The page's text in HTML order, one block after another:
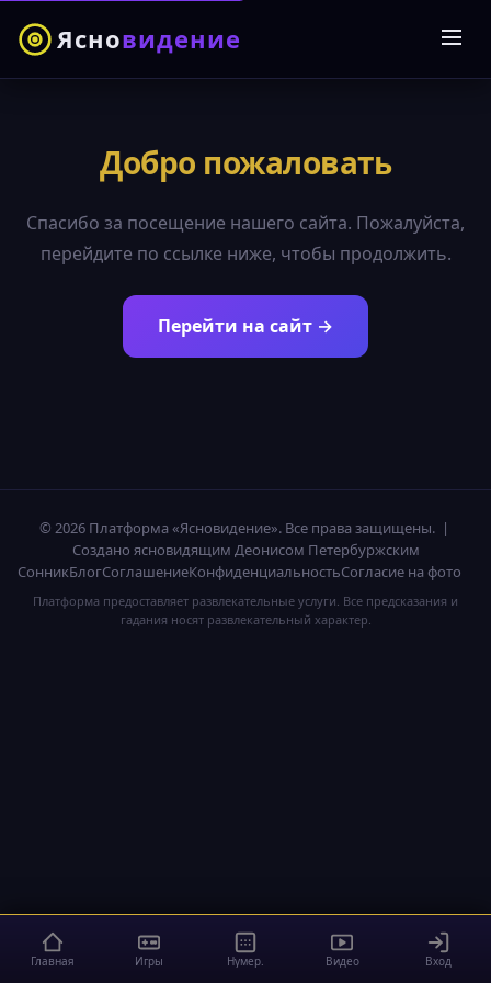
Ясновидение
Добро пожаловать
Спасибо за посещение нашего сайта. Пожалуйста,
перейдите по ссылке ниже, чтобы продолжить.
Перейти на сайт →
© 2026 Платформа «Ясновидение». Все права защищены. |
Создано ясновидящим Деонисом Петербуржским
СонникБлогСоглашениеКонфиденциальностьСогласие на фото
Платформа предоставляет развлекательные услуги. Все предсказания и
гадания носят развлекательный характер.
Главная Игры Нумер. Видео Вход